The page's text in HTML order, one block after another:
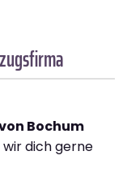
Bochum
dich gerne